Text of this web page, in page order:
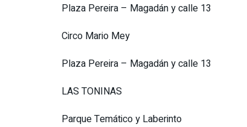
Plaza Pereira – Magadán y calle 13
Circo Mario Mey
Plaza Pereira – Magadán y calle 13
LAS TONINAS
Parque Temático y Laberinto